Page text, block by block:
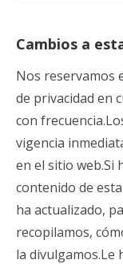
Cambios a
Nos reservamos
de privacidad en
con
vigencia
en el sitio web.Si
contenido de
ha actualizado,
recopilamos,
la divulgamos.Le